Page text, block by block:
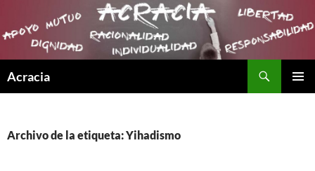
Acracia
Archivo de la etiqueta: Yihadismo